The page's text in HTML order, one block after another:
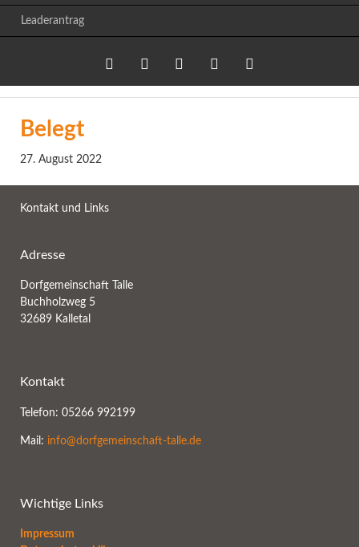
Leaderantrag
Belegt
27. August 2022
Kontakt und Links
Adresse
Dorfgemeinschaft Talle
Buchholzweg 5
32689 Kalletal
Kontakt
Telefon: 05266 992199
Mail: info@dorfgemeinschaft-talle.de
Wichtige Links
Impressum